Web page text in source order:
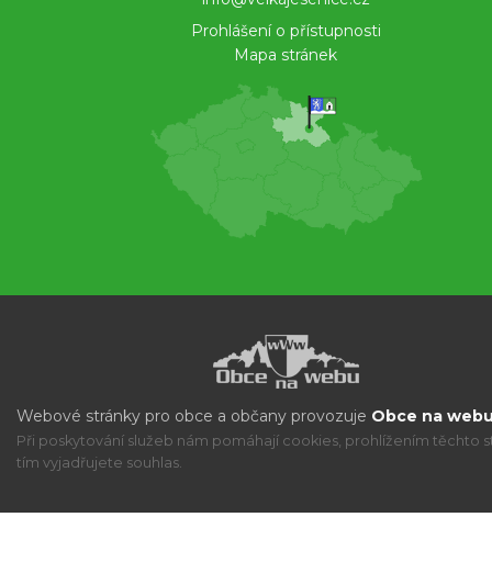
Prohlášení o přístupnosti
Mapa stránek
Webové stránky pro obce a občany provozuje Obce na
Při poskytování služeb nám pomáhají cookies, prohlížením těchto
tím vyjadřujete souhlas.